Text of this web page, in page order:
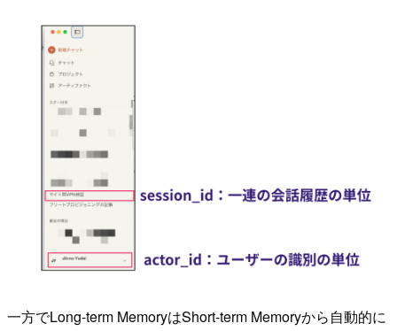
一方でLong-term MemoryはShort-term Memoryから自動的に